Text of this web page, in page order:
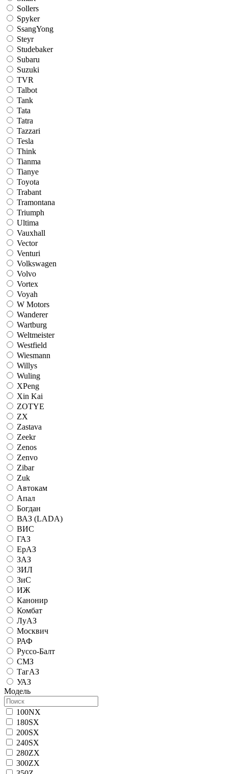
Sollers
Spyker
SsangYong
Steyr
Studebaker
Subaru
Suzuki
TVR
Talbot
Tank
Tata
Tatra
Tazzari
Tesla
Think
Tianma
Tianye
Toyota
Trabant
Tramontana
Triumph
Ultima
Vauxhall
Vector
Venturi
Volkswagen
Volvo
Vortex
Voyah
W Motors
Wanderer
Wartburg
Weltmeister
Westfield
Wiesmann
Willys
Wuling
XPeng
Xin Kai
ZOTYE
ZX
Zastava
Zeekr
Zenos
Zenvo
Zibar
Zuk
Автокам
Апал
Богдан
ВАЗ (LADA)
ВИС
ГАЗ
ЕрАЗ
ЗАЗ
ЗИЛ
ЗиС
ИЖ
Канонир
Комбат
ЛуАЗ
Москвич
РАФ
Руссо-Балт
СМЗ
ТагАЗ
УАЗ
Модель
100NX
180SX
200SX
240SX
280ZX
300ZX